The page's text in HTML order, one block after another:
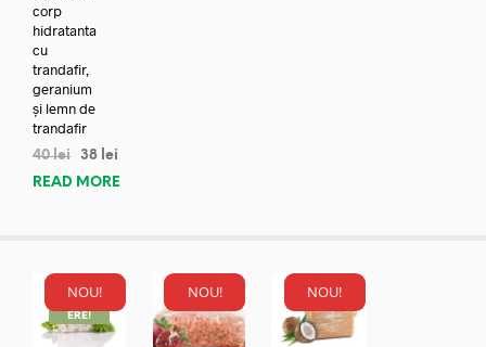
corp
hidratanta
cu
trandafir,
geranium
și lemn de
trandafir
40lei 38 lei
READ MORE
NOU!
REDUC
ERE!
NOU! NOU!